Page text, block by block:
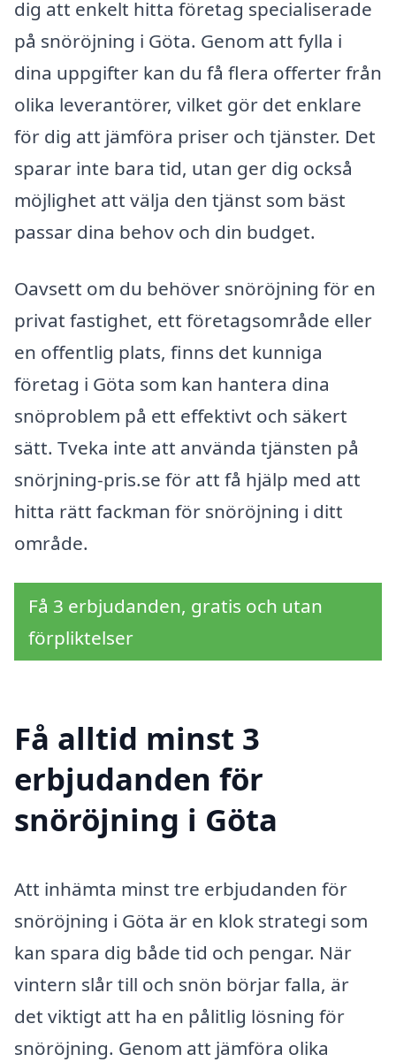
dig att enkelt hitta företag specialiserade
på snöröjning i Göta. Genom att fylla i
dina uppgifter kan du få flera offerter från
olika leverantörer, vilket gör det enklare
för dig att jämföra priser och tjänster. Det
sparar inte bara tid, utan ger dig också
möjlighet att välja den tjänst som bäst
passar dina behov och din budget.
Oavsett om du behöver snöröjning för en
privat fastighet, ett företagsområde eller
en offentlig plats, finns det kunniga
företag i Göta som kan hantera dina
snöproblem på ett effektivt och säkert
sätt. Tveka inte att använda tjänsten på
snörjning-pris.se för att få hjälp med att
hitta rätt fackman för snöröjning i ditt
område.
Få 3 erbjudanden, gratis och utan
förpliktelser
Få alltid minst 3
erbjudanden för
snöröjning i Göta
Att inhämta minst tre erbjudanden för
snöröjning i Göta är en klok strategi som
kan spara dig både tid och pengar. När
vintern slår till och snön börjar falla, är
det viktigt att ha en pålitlig lösning för
snöröjning. Genom att jämföra olika